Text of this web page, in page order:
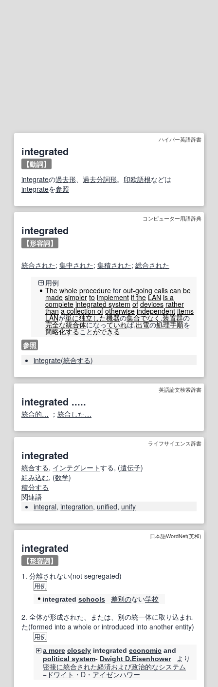
ハイパー英語辞書
integrated
【動詞】
integrateの過去形、 過去分詞形。 印欧語根などは
integrateを参照
コンピューター用語辞典
integrated
【形容詞】
統合された; 集中された; 集積された; 総合された
用例
The whole procedure for out-going calls can be
made simpler to implement if the LAN is a
complete integrated system of devices rather
than a collection of otherwise independent items
LANが単に独立した機器の集合でなく,装置群の
完全な統合体になっていれば,出電の処理手順を
簡略化することができる
参照
integrate(統合する)
英語論文検索辞書
integrated .....
統合的… ； 統合した…
ライフサイエンス辞書
integrated
統合する, インテグレートする, (遺伝子)
組み込む, (数学)
積分する
関連語
integral, integration, unified, unify
日本語WordNet(英和)
integrated
【形容詞】
1. 分離されない(not segregated)
用例
integrated schools 差別のない学校
2. 全体が形成された、または、別の統一体に取り込まれ
た(formed into a whole or introduced into another entity)
用例
a more closely integrated economic and
political system- Dwight D.Eisenhower
より
密接に統合された経済および政治的なシステム
− ドワイト ・D・ アイゼンハワー